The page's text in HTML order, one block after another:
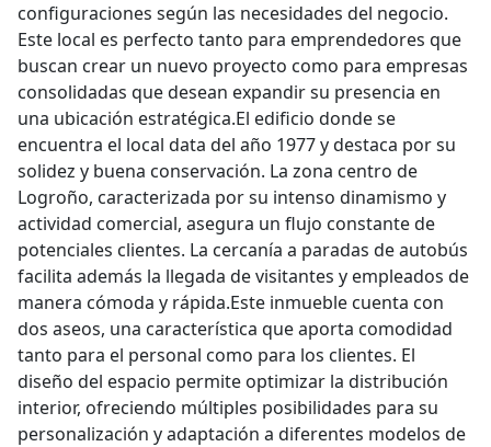
configuraciones según las necesidades del negocio.
Este local es perfecto tanto para emprendedores que
buscan crear un nuevo proyecto como para empresas
consolidadas que desean expandir su presencia en
una ubicación estratégica.El edificio donde se
encuentra el local data del año 1977 y destaca por su
solidez y buena conservación. La zona centro de
Logroño, caracterizada por su intenso dinamismo y
actividad comercial, asegura un flujo constante de
potenciales clientes. La cercanía a paradas de autobús
facilita además la llegada de visitantes y empleados de
manera cómoda y rápida.Este inmueble cuenta con
dos aseos, una característica que aporta comodidad
tanto para el personal como para los clientes. El
diseño del espacio permite optimizar la distribución
interior, ofreciendo múltiples posibilidades para su
personalización y adaptación a diferentes modelos de